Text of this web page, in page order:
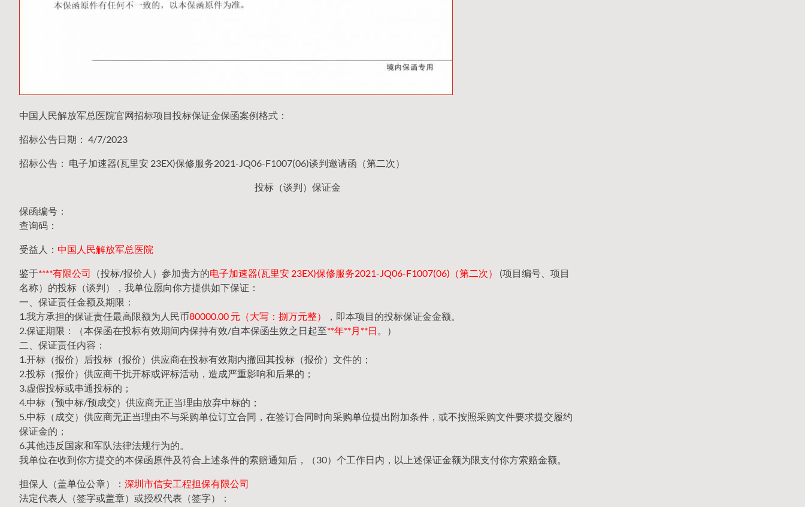
中国人民解放军总医院官网招标项目投标保证金保函案例格式：
招标公告日期： 4/7/2023
招标公告： 电子加速器(瓦里安 23EX)保修服务2021-JQ06-F1007(06)谈判邀请函（第二次）
投标（谈判）保证金
保函编号：
查询码：
受益人： 中国人民解放军总医院
鉴于****有限公司 （投标/报价人）参加贵方的电子加速器(瓦里安 23EX)保修服务2021-JQ06-F1007(06)（第二次）
(项目编号、项目
名称）的投标（谈判），我单位愿向你方提供如下保证：
一、保证责任金额及期限：
1.我方承担的保证责任最高限额为人民币80000.00 元（大写：捌万元整）
，即本项目的投标保证金金额。
2.保证期限：（本保函在投标有效期间内保持有效/自本保函生效之日起至**年**月**日 。）
二、保证责任内容：
1.开标（报价）后投标（报价）供应商在投标有效期内撤回其投标（报价）文件的；
2.投标（报价）供应商干扰开标或评标活动，造成严重影响和后果的；
3.虚假投标或串通投标的；
4.中标（预中标/预成交）供应商无正当理由放弃中标的；
5.中标（成交）供应商无正当理由不与采购单位订立合同，在签订合同时向采购单位提出附加条件，或不按照采购文件要求提交履约
保证金的；
6.其他违反国家和军队法律法规行为的。
我单位在收到你方提交的本保函原件及符合上述条件的索赔通知后，（30）个工作日内，以上述保证金额为限支付你方索赔金额。
担保人（盖单位公章）： 深圳市信安工程担保有限公司
法定代表人（签字或盖章）或授权代表（签字）：